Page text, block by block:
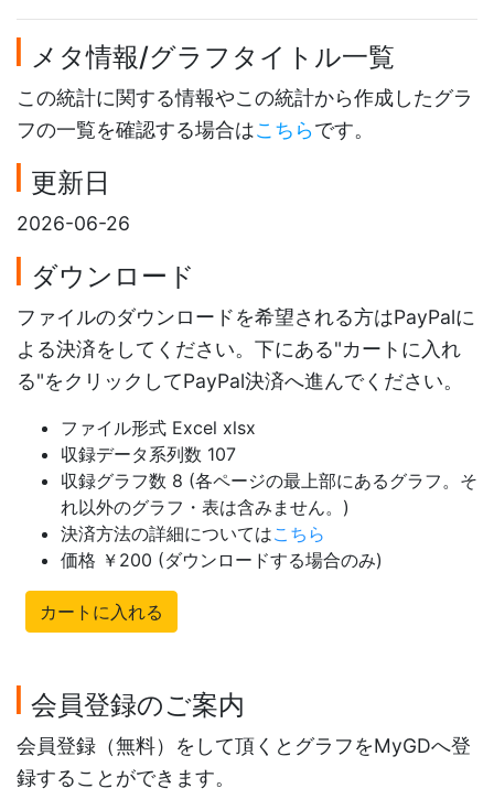
メタ情報/グラフタイトル一覧
この統計に関する情報やこの統計から作成したグラ
フの一覧を確認する場合はこちらです。
更新日
2026-06-26
ダウンロード
ファイルのダウンロードを希望される方はPayPalに
よる決済をしてください。下にある"カートに入れ
る"をクリックしてPayPal決済へ進んでください。
ファイル形式 Excel xlsx
収録データ系列数 107
収録グラフ数 8 (各ページの最上部にあるグラフ。そ
れ以外のグラフ・表は含みません。)
決済方法の詳細についてはこちら
価格 ￥200 (ダウンロードする場合のみ)
カートに入れる
会員登録のご案内
会員登録（無料）をして頂くとグラフをMyGDへ登
録することができます。